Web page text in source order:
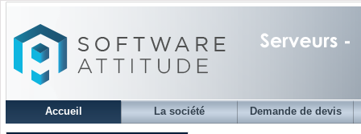
Accueil La société Demande de devis